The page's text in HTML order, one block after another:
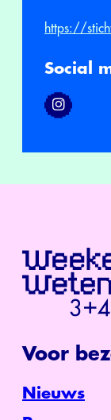
https://
Social
Voor
Nieuws